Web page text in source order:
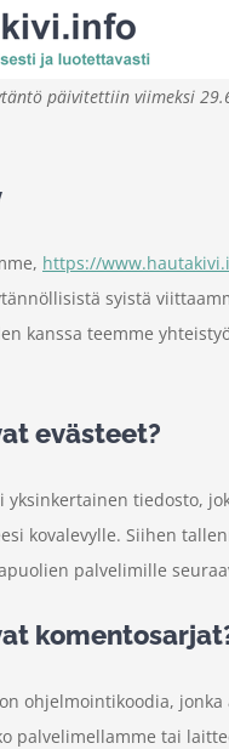
päivitettiin viimeksi
https://
syistä
kanssa teemme
evästeet?
yksinkertainen tiedosto,
kovalevylle. Siihen
palvelimille
ohjelmointikoodia,
palvelimellamme tai